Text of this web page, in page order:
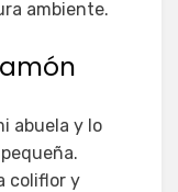
ambiente.
abuela y lo
coliflor y